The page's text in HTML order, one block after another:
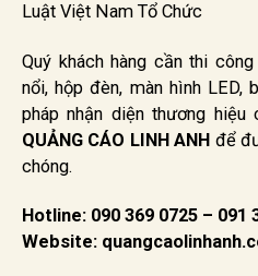
Luật Việt Nam Tổ Chức
Quý khách hàng cần thi
nổi, hộp đèn, màn hình
pháp nhận diện thương hiệu
QUẢNG CÁO LINH ANH để
chóng.
Hotline: 090 369 0725 – 091
Website: